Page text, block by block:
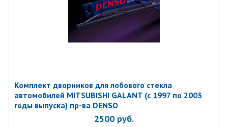
Комплект дворников для лобового стекла
автомобилей MITSUBISHI GALANT (с 1997 по 2003
годы выпуска) пр-ва DENSO
2500 руб.